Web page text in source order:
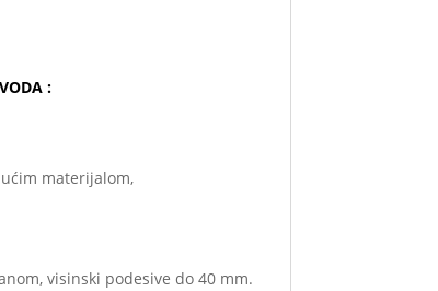
:
materijalom,
visinski podesive do 40 mm.